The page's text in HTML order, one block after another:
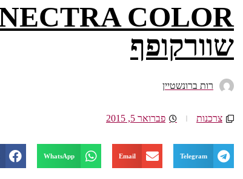
שוורקופף
רות ברונשטיין
צרכנות פברואר 5, 2015
Telegram
Email
WhatsApp